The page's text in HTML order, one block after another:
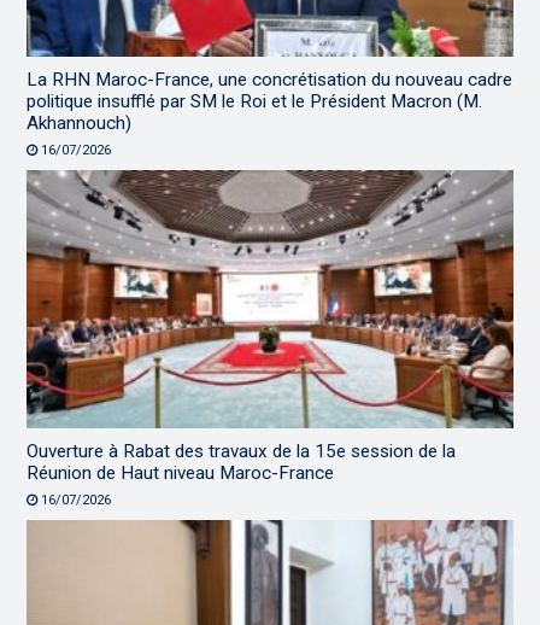
La RHN Maroc-France, une concrétisation du nouveau cadre
politique insufflé par SM le Roi et le Président Macron (M.
Akhannouch)
16/07/2026
Ouverture à Rabat des travaux de la 15e session de la
Réunion de Haut niveau Maroc-France
16/07/2026